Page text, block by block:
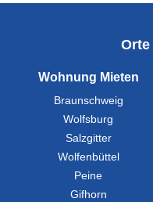
Wohnung Mieten
Braunschweig
Wolfsburg
Salzgitter
Wolfenbüttel
Peine
Gifhorn